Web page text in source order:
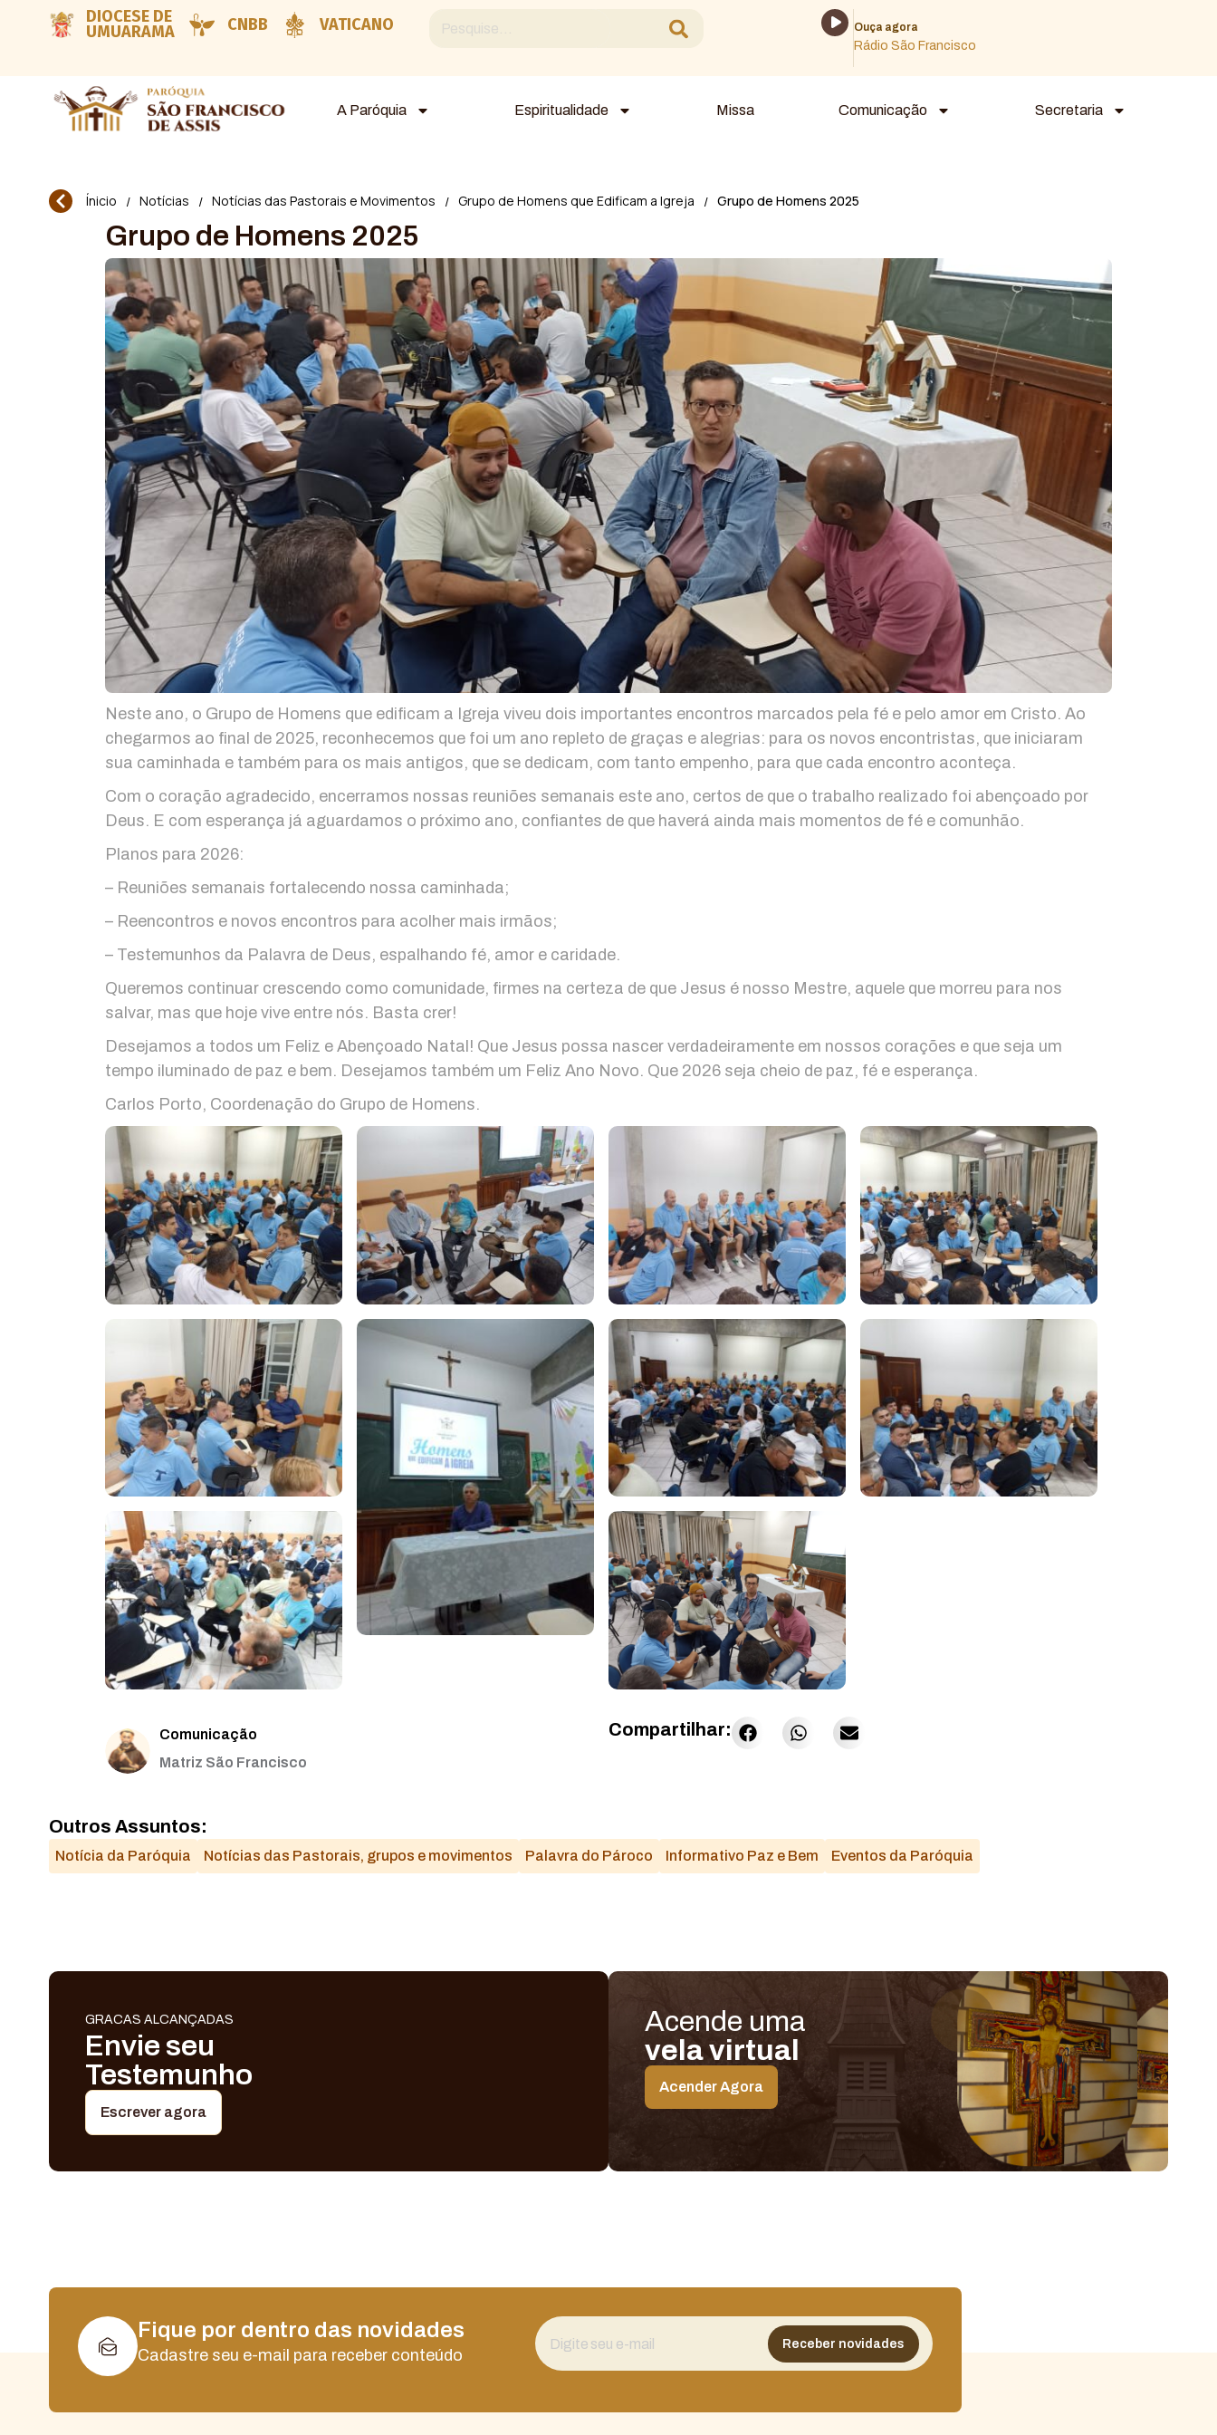
DIOCESE DE
UMUARAMA CNBB VATICANO
Tocador
áudio
Ouça agora
Rádio São Francisco
A Paróquia Espiritualidade Missa Comunicação Secretaria
Ínicio / Notícias / Notícias das Pastorais e Movimentos / Grupo de Homens que Edificam a Igreja / Grupo de Homens 2025
Grupo de Homens 2025
Neste ano, o Grupo de Homens que edificam a Igreja viveu dois importantes encontros marcados pela fé e pelo amor em Cristo. Ao
chegarmos ao final de 2025, reconhecemos que foi um ano repleto de graças e alegrias: para os novos encontristas, que iniciaram
sua caminhada e também para os mais antigos, que se dedicam, com tanto empenho, para que cada encontro aconteça.
Com o coração agradecido, encerramos nossas reuniões semanais este ano, certos de que o trabalho realizado foi abençoado por
Deus. E com esperança já aguardamos o próximo ano, confiantes de que haverá ainda mais momentos de fé e comunhão.
Planos para 2026:
– Reuniões semanais fortalecendo nossa caminhada;
– Reencontros e novos encontros para acolher mais irmãos;
– Testemunhos da Palavra de Deus, espalhando fé, amor e caridade.
Queremos continuar crescendo como comunidade, firmes na certeza de que Jesus é nosso Mestre, aquele que morreu para nos
salvar, mas que hoje vive entre nós. Basta crer!
Desejamos a todos um Feliz e Abençoado Natal! Que Jesus possa nascer verdadeiramente em nossos corações e que seja um
tempo iluminado de paz e bem. Desejamos também um Feliz Ano Novo. Que 2026 seja cheio de paz, fé e esperança.
Carlos Porto, Coordenação do Grupo de Homens.
Comunicação
Matriz São Francisco
Compartilhar:
Outros Assuntos:
Notícia da Paróquia Notícias das Pastorais, grupos e movimentos Palavra do Pároco Informativo Paz e Bem Eventos da Paróquia
GRACAS ALCANÇADAS
Envie seu
Testemunho
Escrever agora
Acende uma
vela virtual
Acender Agora
Fique por dentro das novidades
Cadastre seu e-mail para receber conteúdo